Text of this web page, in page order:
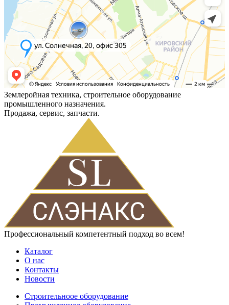
Землеройная техника, строительное оборудование
промышленного назначения.
Продажа, сервис, запчасти.
Профессиональный компетентный подход во всем!
Каталог
О нас
Контакты
Новости
Строительноое оборудование